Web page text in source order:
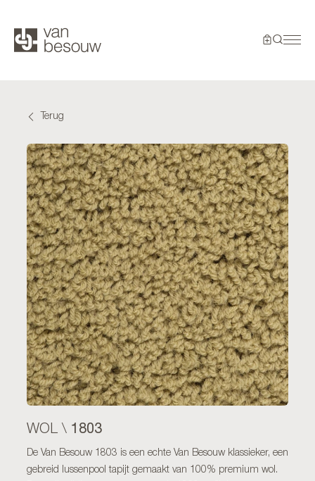
Terug
WOL \ 1803
De Van Besouw 1803 is een echte Van Besouw klassieker, een
gebreid lussenpool tapijt gemaakt van 100% premium wol.